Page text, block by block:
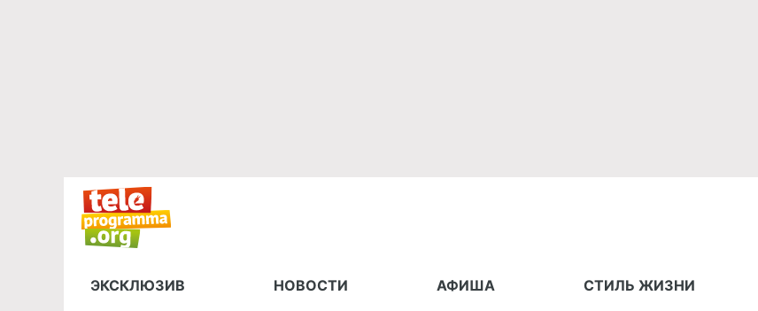
ЭКСКЛЮЗИВ НОВОСТИ АФИША СТИЛЬ ЖИЗНИ